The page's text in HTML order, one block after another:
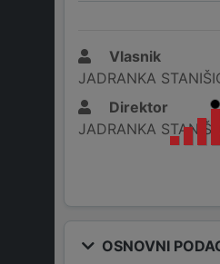
Vlasnik
JADRANKA
Direktor
JADRANKA
OSNOVNI